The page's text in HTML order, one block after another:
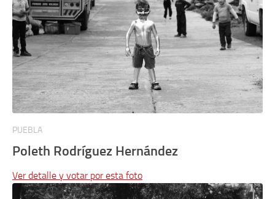
PUEBLA
Poleth Rodríguez Hernández
Ver detalle y votar por esta foto